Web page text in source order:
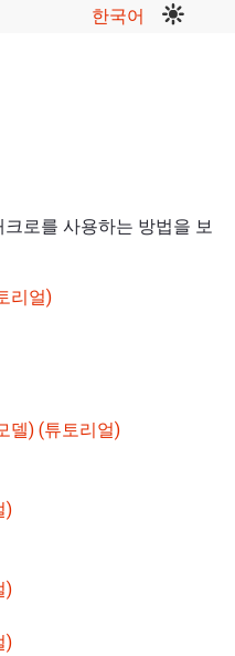
한국어
로를 사용하는 방법을 보
리얼)
델) (튜토리얼)
)
)
)